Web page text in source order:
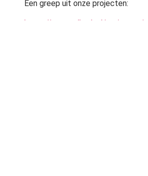
Een greep uit onze projecten:
https://www.vdberk.nl/projecten/